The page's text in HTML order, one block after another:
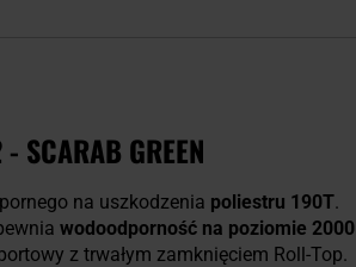
SCARAB GREEN
na uszkodzenia poliestru 190T.
wodoodporność na poziomie 2000
z trwałym zamknięciem Roll-Top.